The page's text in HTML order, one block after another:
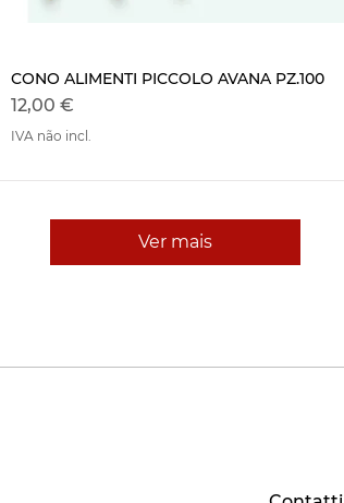
Visualização rápida
CONO ALIMENTI PICCOLO AVANA PZ.100
Preço
12,00 €
IVA não incl.
Ver mais